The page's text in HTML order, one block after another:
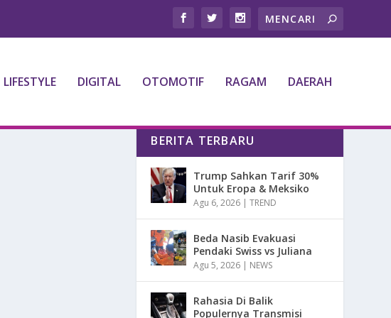
LIFESTYLE DIGITAL OTOMOTIF RAGAM DAERAH
BERITA TERBARU
Trump Sahkan Tarif 30%
Untuk Eropa & Meksiko
Agu 6, 2026 |TREND
Beda Nasib Evakuasi
Pendaki Swiss vs Juliana
Agu 5, 2026 | NEWS
Rahasia Di Balik
Populernya Transmisi